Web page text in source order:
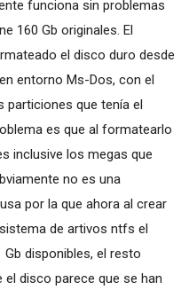
funciona sin problemas
160 Gb originales. El
el disco duro desde
entorno Ms-Dos, con el
que tenía el
es que al formatearlo
inclusive los megas que
no es una
por la que ahora al crear
de artivos ntfs el
disponibles, el resto
disco parece que se han